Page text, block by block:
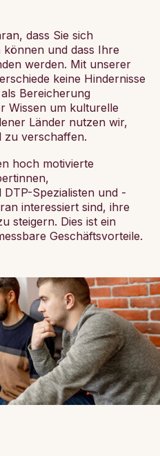
dass Sie sich
und dass Ihre
werden. Mit unserer
keine Hindernisse
Bereicherung
Wissen um kulturelle
Länder nutzen wir,
zu verschaffen.
hoch motivierte
Spezialisten und -
interessiert sind, ihre
steigern. Dies ist ein
Geschäftsvorteile.